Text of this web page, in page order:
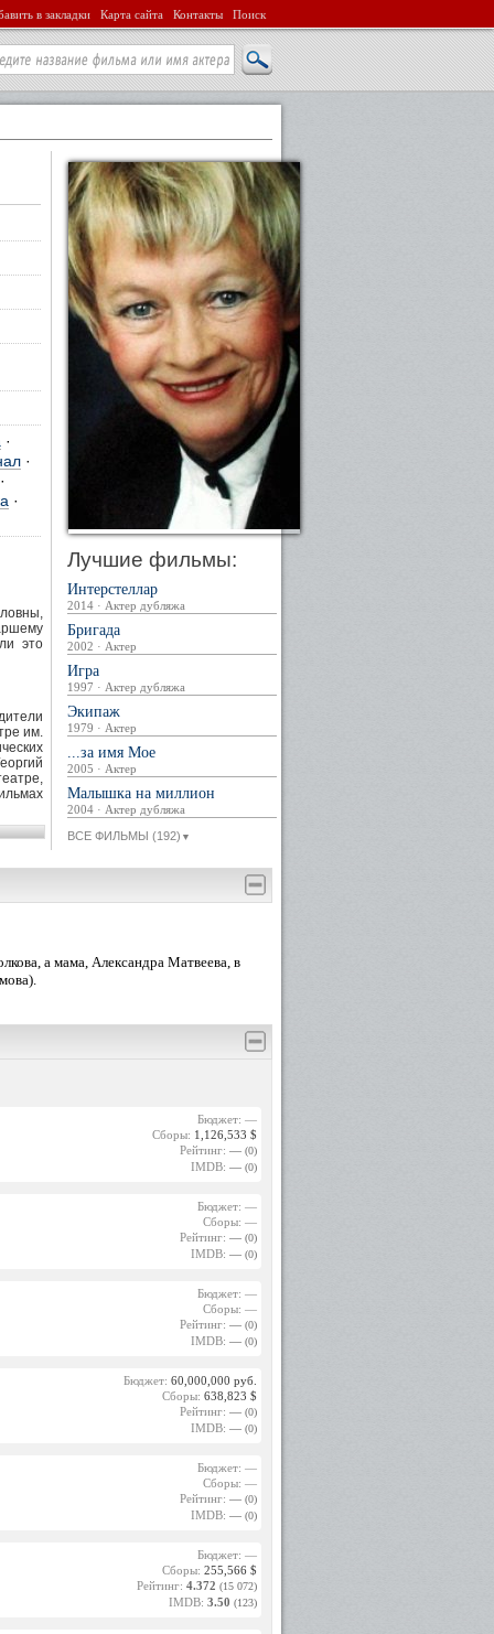
в закладки Карта сайта Контакты Поиск
·
·
·
·
это
им.
день
и
в
и
в
В
в
в
Нади
был
Лучшие фильмы:
Интерстеллар
2014 · Актер дубляжа
Бригада
2002 · Актер
Игра
1997 · Актер дубляжа
Экипаж
1979 · Актер
...за имя Мое
2005 · Актер
Малышка на миллион
2004 · Актер дубляжа
ВСЕ ФИЛЬМЫ (192) ▼
а мама, Александра Матвеева, в
Бюджет: —
Сборы: 1,126,533 $
Рейтинг: — (0)
IMDB: — (0)
Бюджет: —
Сборы: —
Рейтинг: — (0)
IMDB: — (0)
Бюджет: —
Сборы: —
Рейтинг: — (0)
IMDB: — (0)
Бюджет: 60,000,000 руб.
Сборы: 638,823 $
Рейтинг: — (0)
IMDB: — (0)
Бюджет: —
Сборы: —
Рейтинг: — (0)
IMDB: — (0)
Бюджет: —
Сборы: 255,566 $
Рейтинг: 4.372 (15 072)
IMDB: 3.50 (123)